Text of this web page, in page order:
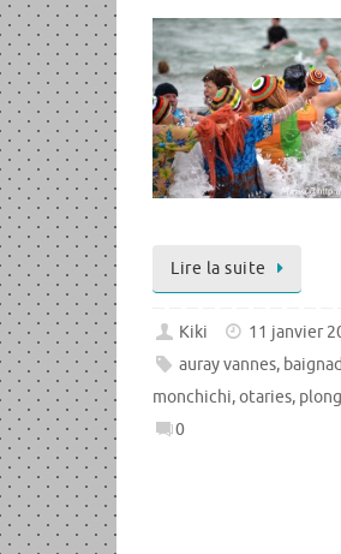
Lire la suite
Kiki 11 janvier
auray vannes,
monchichi,otaries,
0